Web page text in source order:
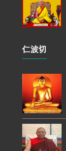
仁波切